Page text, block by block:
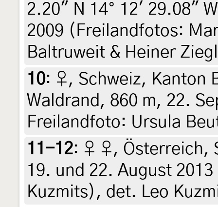
2.20" N 14° 12' 29.08"
2009 (Freilandfotos:
Baltruweit & Heiner
10: ♀, Schweiz, Kanton
Waldrand, 860 m, 22.
Freilandfoto: Ursula
11-12: ♀ ♀, Österreich,
19. und 22. August
Kuzmits), det. Leo